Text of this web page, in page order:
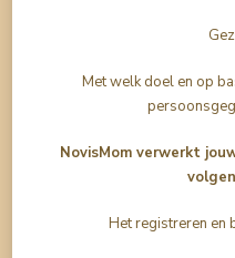
Met welk doel en op
NovisMom verwerkt
Het registreren en